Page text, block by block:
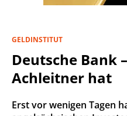
GELDINSTITUT
Deutsche Bank
Achleitner hat
Erst vor wenigen Tagen